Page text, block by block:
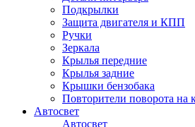
Подкрылки
Защита двигателя и КПП
Ручки
Зеркала
Крылья передние
Крылья задние
Крышки бензобака
Повторители поворота на
Автосвет
Автосвет